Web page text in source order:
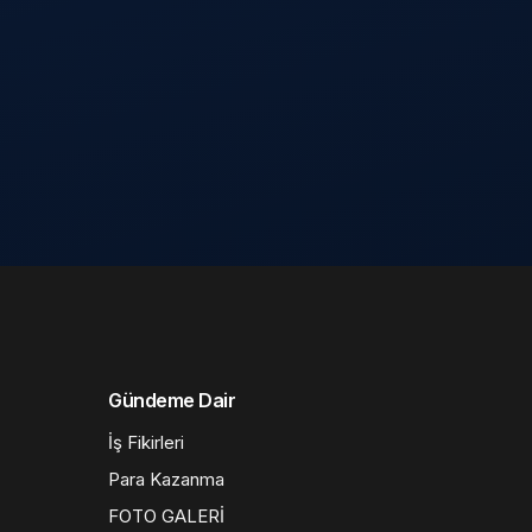
Gündeme Dair
İş Fikirleri
Para Kazanma
FOTO GALERİ